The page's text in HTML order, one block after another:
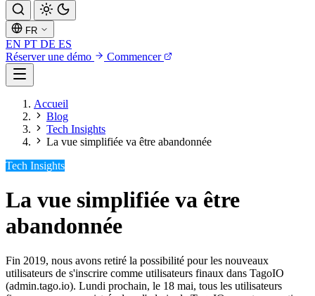
FR
EN PT DE ES
Réserver une démo
Commencer
Accueil
Blog
Tech Insights
La vue simplifiée va être abandonnée
Tech Insights
La vue simplifiée va être
abandonnée
Fin 2019, nous avons retiré la possibilité pour les nouveaux
utilisateurs de s'inscrire comme utilisateurs finaux dans TagoIO
(admin.tago.io). Lundi prochain, le 18 mai, tous les utilisateurs